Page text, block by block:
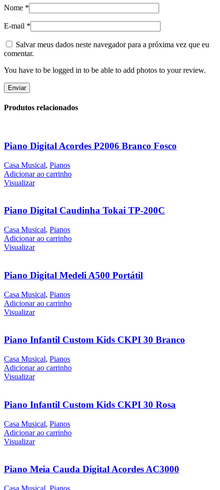
Nome *
E-mail *
Salvar meus dados neste navegador para a próxima vez que eu
comentar.
You have to be logged in to be able to add photos to your review.
Produtos relacionados
Piano Digital Acordes P2006 Branco Fosco
Casa Musical, Pianos
Adicionar ao carrinho
Visualizar
Piano Digital Caudinha Tokai TP-200C
Casa Musical, Pianos
Adicionar ao carrinho
Visualizar
Piano Digital Medeli A500 Portátil
Casa Musical, Pianos
Adicionar ao carrinho
Visualizar
Piano Infantil Custom Kids CKPI 30 Branco
Casa Musical, Pianos
Adicionar ao carrinho
Visualizar
Piano Infantil Custom Kids CKPI 30 Rosa
Casa Musical, Pianos
Adicionar ao carrinho
Visualizar
Piano Meia Cauda Digital Acordes AC3000
Casa Musical, Pianos